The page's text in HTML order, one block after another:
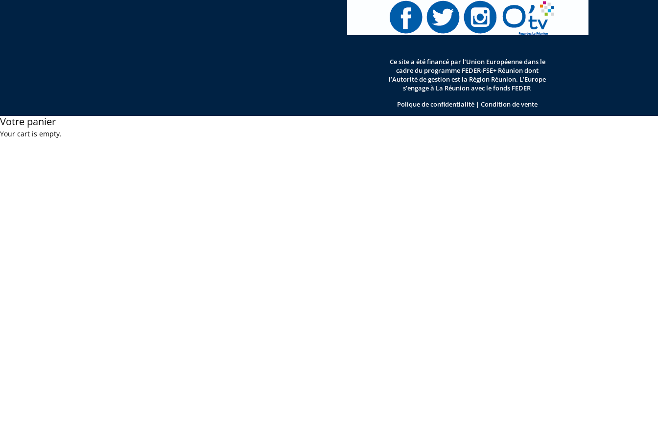
Ce site a été financé par l’Union Européenne dans le
cadre du programme FEDER-FSE+ Réunion dont
l’Autorité de gestion est la Région Réunion. L’Europe
s’engage à La Réunion avec le fonds FEDER
Polique de confidentialité |Condition de vente
Votre panier
Your cart is empty.